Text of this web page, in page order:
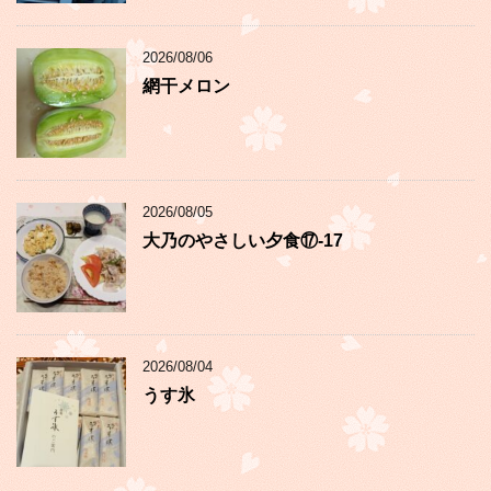
2026/08/06
網干メロン
2026/08/05
大乃のやさしい夕食⑰-17
2026/08/04
うす氷